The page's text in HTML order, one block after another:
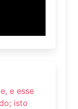
e esse
isto